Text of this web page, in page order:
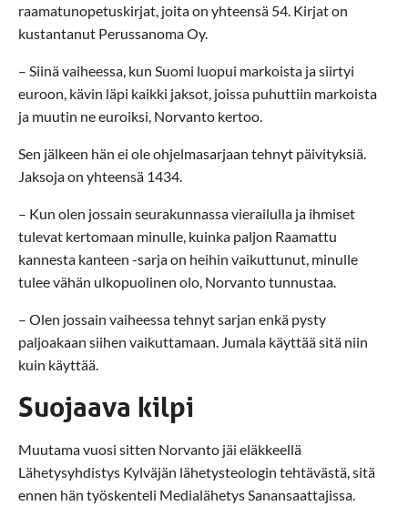
raamatunopetuskirjat, joita on yhteensä 54. Kirjat on
kustantanut Perussanoma Oy.
– Siinä vaiheessa, kun Suomi luopui markoista ja siirtyi
euroon, kävin läpi kaikki jaksot, joissa puhuttiin markoista
ja muutin ne euroiksi, Norvanto kertoo.
Sen jälkeen hän ei ole ohjelmasarjaan tehnyt päivityksiä.
Jaksoja on yhteensä 1434.
– Kun olen jossain seurakunnassa vierailulla ja ihmiset
tulevat kertomaan minulle, kuinka paljon Raamattu
kannesta kanteen -sarja on heihin vaikuttunut, minulle
tulee vähän ulkopuolinen olo, Norvanto tunnustaa.
– Olen jossain vaiheessa tehnyt sarjan enkä pysty
paljoakaan siihen vaikuttamaan. Jumala käyttää sitä niin
kuin käyttää.
Suojaava kilpi
Muutama vuosi sitten Norvanto jäi eläkkeellä
Lähetysyhdistys Kylväjän lähetysteologin tehtävästä, sitä
ennen hän työskenteli Medialähetys Sanansaattajissa.